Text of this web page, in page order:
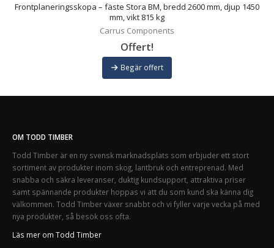
Frontplaneringsskopa – fäste Stora BM, bredd 2600 mm, djup 1450
mm, vikt 815 kg
Carrus Components
Offert!
Begär offert
OM TODD TIMBER
Todd Timber är en ny svensk marknadsplats som erbjuder ett stort
sortiment av produkter inom skog, lantbruk och entreprenad. Med
snabba och säkra leveranser, duktig kundsupport, attraktiva priser
samt spännande produkter hoppas vi att du som kund ska känna dig
välkommen. Todd Timber växer snabbt och vi fyller varje vecka på med
nya produkter, så besök oss ofta.
Läs mer om Todd Timber